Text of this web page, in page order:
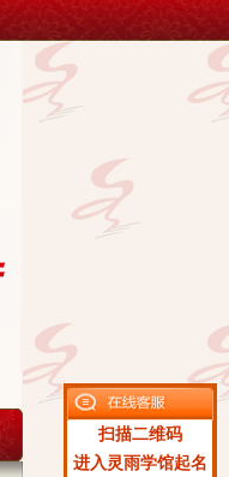
扫描二维码
进入灵雨学馆起名